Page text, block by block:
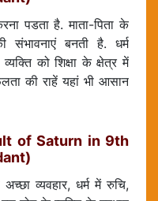
पडता है. माता-पिता के
बनती है. धर्म
को शिक्षा के क्षेत्र में
की राहें यहां भी आसान
of Saturn in 9th
व्यवहार, धर्म में रुचि,